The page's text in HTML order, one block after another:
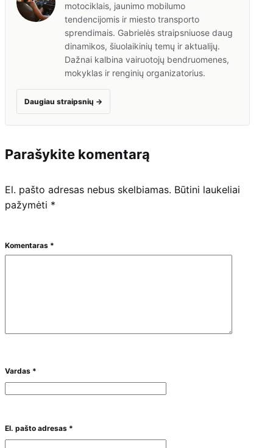
motociklais, jaunimo mobilumo
tendencijomis ir miesto transporto
sprendimais. Gabrielės straipsniuose daug
dinamikos, šiuolaikinių temų ir aktualijų.
Dažnai kalbina vairuotojų bendruomenes,
mokyklas ir renginių organizatorius.
Daugiau straipsnių →
Parašykite komentarą
El. pašto adresas nebus skelbiamas. Būtini laukeliai
pažymėti *
Komentaras *
Vardas *
El. pašto adresas *